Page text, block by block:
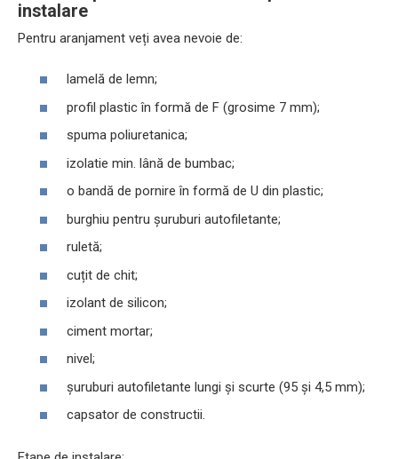
instalare
Pentru aranjament veți avea nevoie de:
lamelă de lemn;
profil plastic în formă de F (grosime 7 mm);
spuma poliuretanica;
izolatie min. lână de bumbac;
o bandă de pornire în formă de U din plastic;
burghiu pentru șuruburi autofiletante;
ruletă;
cuțit de chit;
izolant de silicon;
ciment mortar;
nivel;
șuruburi autofiletante lungi și scurte (95 și 4,5 mm);
capsator de constructii.